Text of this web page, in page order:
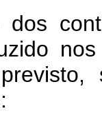
dos